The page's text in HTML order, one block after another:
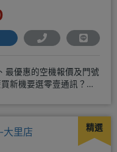
最優惠的空機報價及門號
新機要選零壹通訊？
精選
大里店